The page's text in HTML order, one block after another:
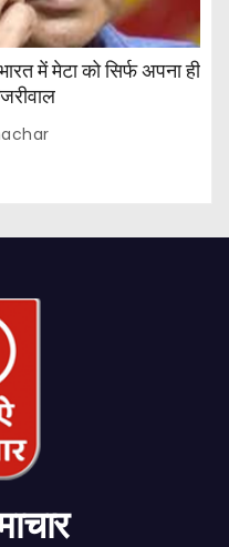
में मेटा को सिर्फ अपना ही